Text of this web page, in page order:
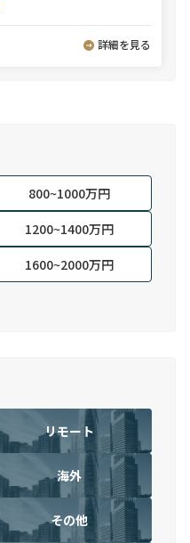
詳細を見る
800~1000万円
1200~1400万円
1600~2000万円
リモート
海外
その他